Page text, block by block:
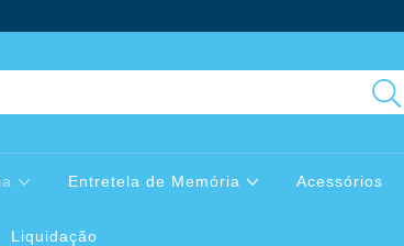
Entretela de Memória Acessórios
Liquidação